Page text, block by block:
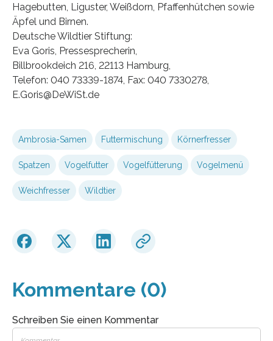
Hagebutten, Liguster, Weißdorn, Pfaffenhütchen sowie
Äpfel und Birnen.
Deutsche Wildtier Stiftung:
Eva Goris, Pressesprecherin,
Billbrookdeich 216, 22113 Hamburg,
Telefon: 040 73339-1874, Fax: 040 7330278,
E.Goris@DeWiSt.de
Ambrosia-Samen Futtermischung Körnerfresser
Spatzen Vogelfutter Vogelfütterung Vogelmenü
Weichfresser Wildtier
Kommentare (0)
Schreiben Sie einen Kommentar